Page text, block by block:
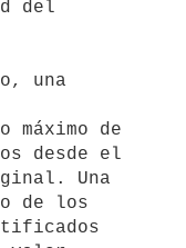
del
una
de
desde el
Una
de los